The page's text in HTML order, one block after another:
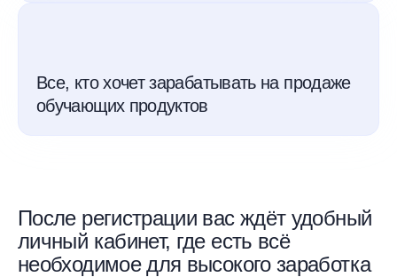
Все, кто хочет зарабатывать на продаже
обучающих продуктов
После регистрации вас ждёт удобный
личный кабинет, где есть всё
необходимое для высокого заработка